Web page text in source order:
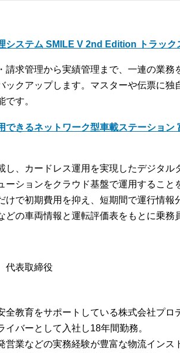
システム SMILE V 2nd Edition トラック
請求管理から実績管理まで、一連の業務
ックアップします。マスターや伝票に独
す。
できるネットワーク型車載ステーション
し、カードレス運用を実現したデジタル
ーションをクラウド基盤で運用すること
けで初期費用を抑え、短期間で運行情
どの車両情報と運転評価表をもとに乗務
代表取締役
全教育をサポートしている株式会社プロ
バーとして入社し18年間勤務。
営業などの実務経験が豊富な物流インス